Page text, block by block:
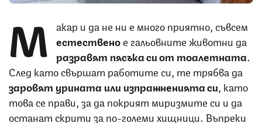
М
акар и да не ни е много приятно, съвсем
естественое гальовните животни да
разравят пясъка си от тоалетната.
След като свършат работите си, те трябва да
заровят урината или изпражненията си , като
това се прави, за да покрият миризмите си и да
останат скрити за по-големи хищници. Въпреки